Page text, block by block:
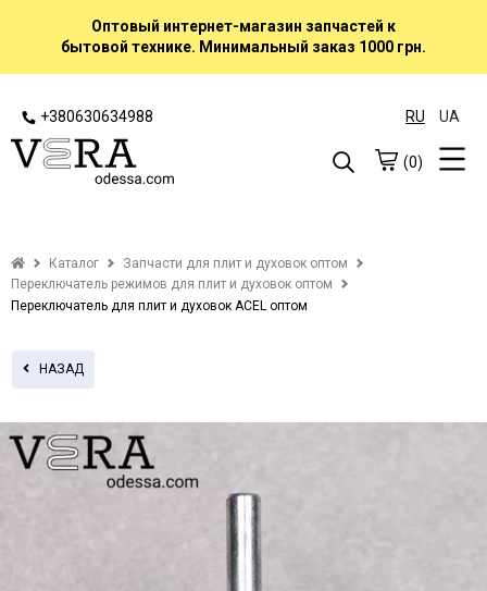
Оптовый интернет-магазин запчастей к
бытовой технике. Минимальный заказ 1000 грн.
+380630634988 RU UA
(0)
Каталог
Запчасти для плит и духовок оптом
Переключатель режимов для плит и духовок оптом
Переключатель для плит и духовок ACEL оптом
НАЗАД